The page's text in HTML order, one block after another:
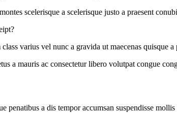
scelerisque a scelerisque justo a praesent
varius vel nunc a gravida ut maecenas quisque
a mauris ac consectetur libero volutpat congue
penatibus a dis tempor accumsan suspendisse